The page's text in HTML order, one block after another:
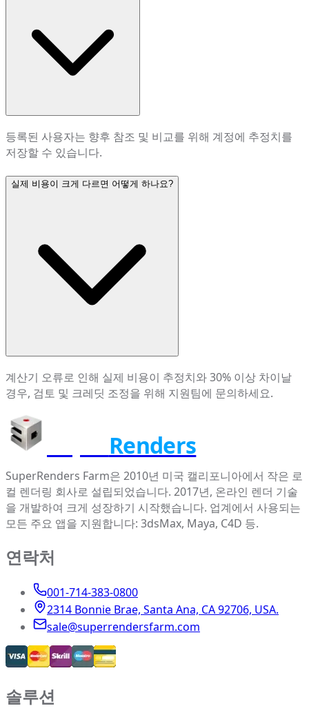
등록된 사용자는 향후 참조 및 비교를 위해 계정에 추정치를
저장할 수 있습니다.
실제 비용이 크게 다르면 어떻게 하나요?
계산기 오류로 인해 실제 비용이 추정치와 30% 이상 차이날
경우, 검토 및 크레딧 조정을 위해 지원팀에 문의하세요.
Renders
SuperRenders Farm은 2010년 미국 캘리포니아에서 작은 로
컬 렌더링 회사로 설립되었습니다. 2017년, 온라인 렌더 기술
을 개발하여 크게 성장하기 시작했습니다. 업계에서 사용되는
모든 주요 앱을 지원합니다: 3dsMax, Maya, C4D 등.
연락처
001-714-383-0800
2314 Bonnie Brae, Santa Ana, CA 92706, USA.
sale@superrendersfarm.com
솔루션